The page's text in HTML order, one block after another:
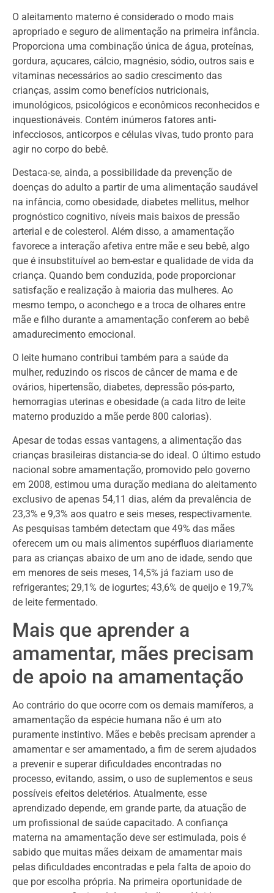
O aleitamento materno é considerado o modo mais
apropriado e seguro de alimentação na primeira infância.
Proporciona uma combinação única de água, proteínas,
gordura, açucares, cálcio, magnésio, sódio, outros sais e
vitaminas necessários ao sadio crescimento das
crianças, assim como benefícios nutricionais,
imunológicos, psicológicos e econômicos reconhecidos e
inquestionáveis. Contém inúmeros fatores anti-
infecciosos, anticorpos e células vivas, tudo pronto para
agir no corpo do bebê.
Destaca-se, ainda, a possibilidade da prevenção de
doenças do adulto a partir de uma alimentação saudável
na infância, como obesidade, diabetes mellitus, melhor
prognóstico cognitivo, níveis mais baixos de pressão
arterial e de colesterol. Além disso, a amamentação
favorece a interação afetiva entre mãe e seu bebê, algo
que é insubstituível ao bem-estar e qualidade de vida da
criança. Quando bem conduzida, pode proporcionar
satisfação e realização à maioria das mulheres. Ao
mesmo tempo, o aconchego e a troca de olhares entre
mãe e filho durante a amamentação conferem ao bebê
amadurecimento emocional.
O leite humano contribui também para a saúde da
mulher, reduzindo os riscos de câncer de mama e de
ovários, hipertensão, diabetes, depressão pós-parto,
hemorragias uterinas e obesidade (a cada litro de leite
materno produzido a mãe perde 800 calorias).
Apesar de todas essas vantagens, a alimentação das
crianças brasileiras distancia-se do ideal. O último estudo
nacional sobre amamentação, promovido pelo governo
em 2008, estimou uma duração mediana do aleitamento
exclusivo de apenas 54,11 dias, além da prevalência de
23,3% e 9,3% aos quatro e seis meses, respectivamente.
As pesquisas também detectam que 49% das mães
oferecem um ou mais alimentos supérfluos diariamente
para as crianças abaixo de um ano de idade, sendo que
em menores de seis meses, 14,5% já faziam uso de
refrigerantes; 29,1% de iogurtes; 43,6% de queijo e 19,7%
de leite fermentado.
Mais que aprender a
amamentar, mães precisam
de apoio na amamentação
Ao contrário do que ocorre com os demais mamíferos, a
amamentação da espécie humana não é um ato
puramente instintivo. Mães e bebês precisam aprender a
amamentar e ser amamentado, a fim de serem ajudados
a prevenir e superar dificuldades encontradas no
processo, evitando, assim, o uso de suplementos e seus
possíveis efeitos deletérios. Atualmente, esse
aprendizado depende, em grande parte, da atuação de
um profissional de saúde capacitado. A confiança
materna na amamentação deve ser estimulada, pois é
sabido que muitas mães deixam de amamentar mais
pelas dificuldades encontradas e pela falta de apoio do
que por escolha própria. Na primeira oportunidade de